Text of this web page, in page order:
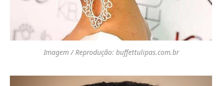
Imagem / Reprodução: buffettulipas.com.br